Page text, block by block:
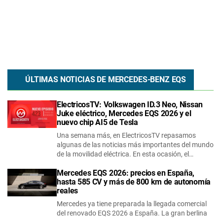
ÚLTIMAS NOTICIAS DE MERCEDES-BENZ EQS
ElectricosTV: Volkswagen ID.3 Neo, Nissan
Juke eléctrico, Mercedes EQS 2026 y el
nuevo chip AI5 de Tesla
Una semana más, en ElectricosTV repasamos
algunas de las noticias más importantes del mundo
de la movilidad eléctrica. En esta ocasión, el…
Mercedes EQS 2026: precios en España,
hasta 585 CV y más de 800 km de autonomía
reales
Mercedes ya tiene preparada la llegada comercial
del renovado EQS 2026 a España. La gran berlina